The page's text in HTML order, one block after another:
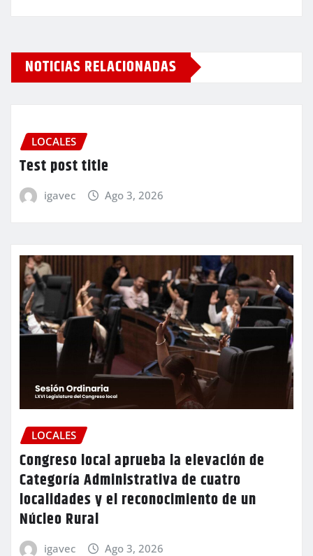
NOTICIAS RELACIONADAS
LOCALES
Test post title
igavec Ago 3, 2026
LOCALES
Congreso local aprueba la elevación de
Categoría Administrativa de cuatro
localidades y el reconocimiento de un
Núcleo Rural
igavec Ago 3, 2026